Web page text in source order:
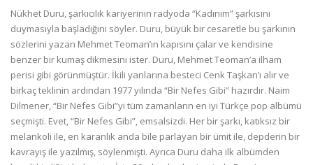
Nükhet Duru, şarkıcılık kariyerinin radyoda “Kadınım” şarkısını
duymasıyla başladığını söyler. Duru, büyük bir cesaretle bu şarkının
sözlerini yazan Mehmet Teoman’ın kapısını çalar ve kendisine
benzer bir kumaş dikmesini ister. Duru, Mehmet Teoman’a ilham
perisi gibi görünmüştür. İkili yanlarına besteci Cenk Taşkan’ı alır ve
birkaç teklinin ardından 1977 yılında “Bir Nefes Gibi” hazırdır. Naim
Dilmener, “Bir Nefes Gibi”yi tüm zamanların en iyi Türkçe pop albümü
seçmişti. Evet, “Bir Nefes Gibi”, emsalsizdi. Her bir şarkı, katıksız bir
melankoli ile, en karanlık anda bile parlayan bir ümit ile, depderin bir
kavrayış ile yazılmış, söylenmişti. Ayrıca Duru daha ilk albümden